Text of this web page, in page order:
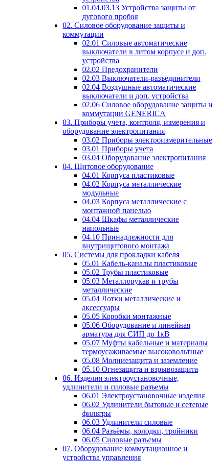
01.04.03.13 Устройства защиты от
дугового пробоя
02. Силовое оборудование защиты и
коммутации
02.01 Силовые автоматические
выключатели в литом корпусе и доп.
устройства
02.02 Предохранители
02.03 Выключатели-разъединители
02.04 Воздушные автоматические
выключатели и доп. устройства
02.06 Силовое оборудование защиты и
коммутации GENERICA
03. Приборы учета, контроля, измерения и
оборудование электропитания
03.02 Приборы электроизмерительные
03.01 Приборы учета
03.04 Оборудование электропитания
04. Щитовое оборудование
04.01 Корпуса пластиковые
04.02 Корпуса металлические
модульные
04.03 Корпуса металлические с
монтажной панелью
04.04 Шкафы металлические
напольные
04.10 Принадлежности для
внутрищитового монтажа
05. Системы для прокладки кабеля
05.01 Кабель-каналы пластиковые
05.02 Трубы пластиковые
05.03 Металлорукав и трубы
металлические
05.04 Лотки металлические и
аксессуары
05.05 Коробки монтажные
05.06 Оборудование и линейная
арматура для СИП до 1кВ
05.07 Муфты кабельные и материалы
термоусаживаемые высоковольтные
05.08 Молниезащита и заземление
05.10 Огнезащита и взрывозащита
06. Изделия электроустановочные,
удлинители и силовые разъемы
06.01 Электроустановочные изделия
06.02 Удлинители бытовые и сетевые
фильтры
06.03 Удлинители силовые
06.04 Разъёмы, колодки, тройники
06.05 Силовые разъемы
07. Оборудование коммутационное и
устройства управления